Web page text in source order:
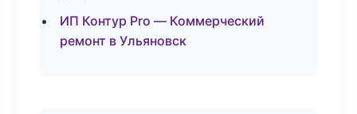
ИП Контур Pro — Коммерческий
ремонт в Ульяновск